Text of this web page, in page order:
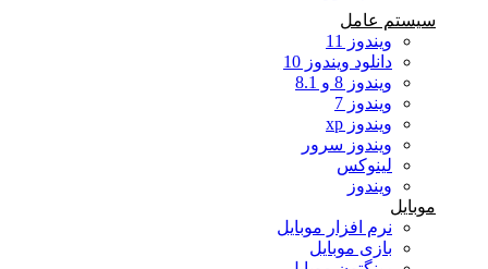
سیستم عامل
ویندوز 11
دانلود ویندوز 10
ویندوز 8 و 8.1
ویندوز 7
ویندوز xp
ویندوز سرور
لینوکس
ویندوز
موبایل
نرم افزار موبایل
بازی موبایل